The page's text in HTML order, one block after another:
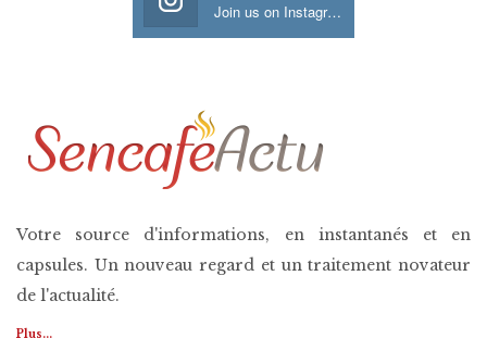
Join us on Instagram
Votre source d'informations, en instantanés et en
capsules. Un nouveau regard et un traitement novateur
de l'actualité.
Plus...